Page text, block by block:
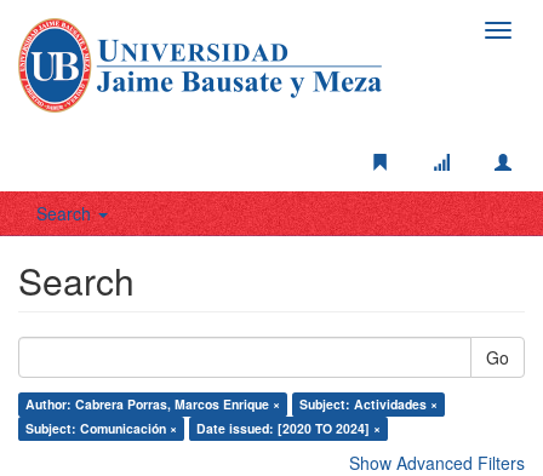
Search
Search
Go
Author: Cabrera Porras, Marcos Enrique ×
Subject: Actividades ×
Subject: Comunicación ×
Date issued: [2020 TO 2024] ×
Show Advanced Filters